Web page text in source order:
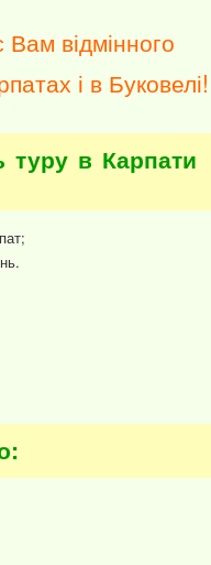
відмінного
і в Буковелі!
туру в Карпати